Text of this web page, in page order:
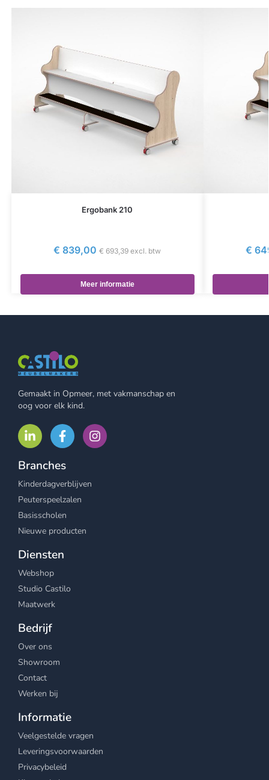
Ergobank 210
€ 839,00 € 693,39 excl. btw
Meer informatie
€
Gemaakt in Opmeer, met vakmanschap en
oog voor elk kind.
Branches
Kinderdagverblijven
Peuterspeelzalen
Basisscholen
Nieuwe producten
Diensten
Webshop
Studio Castilo
Maatwerk
Bedrijf
Over ons
Showroom
Contact
Werken bij
Informatie
Veelgestelde vragen
Leveringsvoorwaarden
Privacybeleid